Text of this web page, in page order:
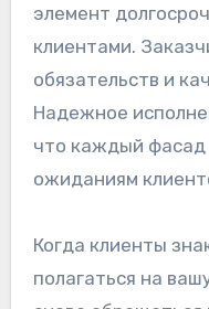
элемент
клиентами.
обязательств и
Надежное
что каждый фасад
ожиданиям
Когда клиенты
полагаться на